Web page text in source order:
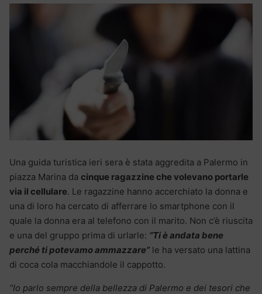
Una guida turistica ieri sera è stata aggredita a Palermo in
piazza Marina da cinque ragazzine che volevano portarle
via il cellulare. Le ragazzine hanno accerchiato la donna e
una di loro ha cercato di afferrare lo smartphone con il
quale la donna era al telefono con il marito. Non c’è riuscita
e una del gruppo prima di urlarle: “Ti è andata bene
perché ti potevamo ammazzare”le ha versato una lattina
di coca cola macchiandole il cappotto.
“Io parlo sempre della bellezza di Palermo e dei tesori che